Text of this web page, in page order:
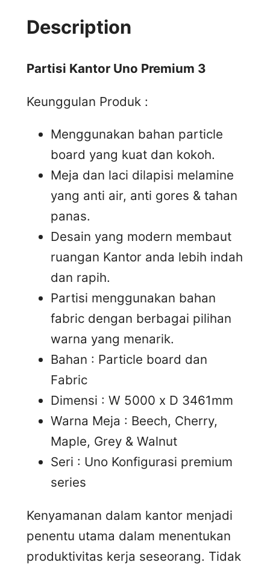
Description
Partisi Kantor Uno Premium 3
Keunggulan Produk :
Menggunakan bahan particle
board yang kuat dan kokoh.
Meja dan laci dilapisi melamine
yang anti air, anti gores & tahan
panas.
Desain yang modern membaut
ruangan Kantor anda lebih indah
dan rapih.
Partisi menggunakan bahan
fabric dengan berbagai pilihan
warna yang menarik.
Bahan : Particle board dan
Fabric
Dimensi : W 5000 x D 3461mm
Warna Meja : Beech, Cherry,
Maple, Grey & Walnut
Seri : Uno Konfigurasi premium
series
Kenyamanan dalam kantor menjadi
penentu utama dalam menentukan
produktivitas kerja seseorang. Tidak